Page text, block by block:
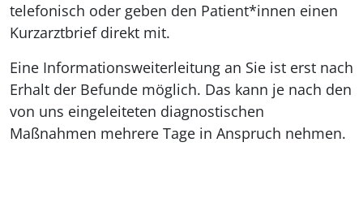
telefonisch oder geben den Patient*innen einen
Kurzarztbrief direkt mit.
Eine Informationsweiterleitung an Sie ist erst nach
Erhalt der Befunde möglich. Das kann je nach den
von uns eingeleiteten diagnostischen
Maßnahmen mehrere Tage in Anspruch nehmen.